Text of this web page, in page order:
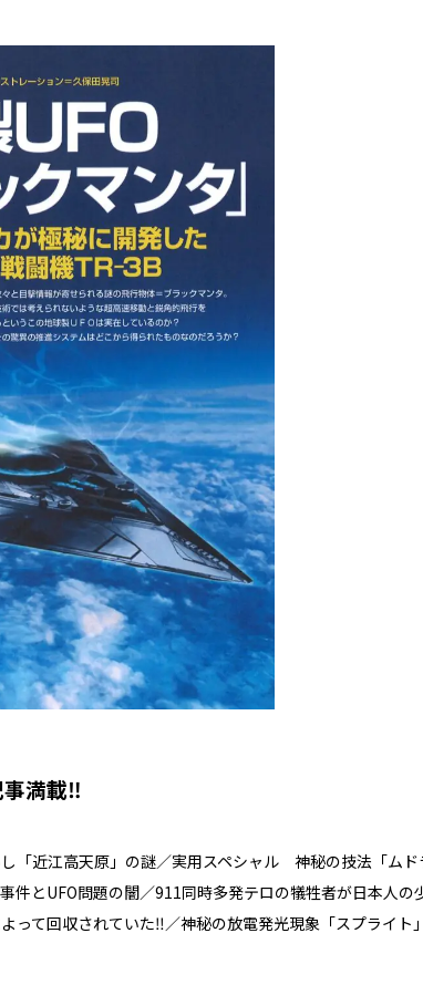
満載‼
「近江高天原」の謎／実用スペシャル 神秘の技法「ム
件とUFO問題の闇／911同時多発テロの犠牲者が日本人
って回収されていた‼／神秘の放電発光現象「スプライト